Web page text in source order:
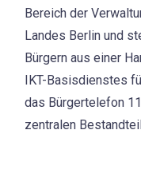
Bereich der
Landes Berlin und
Bürgern aus einer
IKT-Basisdienstes
das Bürgertelefon
zentralen